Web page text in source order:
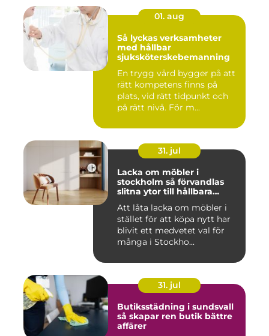
01. aug
Så lyckas verksamheter
med hållbar
sjuksköterskebemanning
En trygg vård bygger på att
rätt kompetens finns på
plats, vid rätt tidpunkt och
på rätt nivå. För m...
31. jul
Lacka om möbler i
stockholm så förvandlas
slitna ytor till hållbara
Att låta lacka om möbler i
stället för att köpa nytt har
blivit ett medvetet val för
många i Stockho...
31. jul
Butiksstädning i sundsvall
så skapar ren butik bättre
affärer